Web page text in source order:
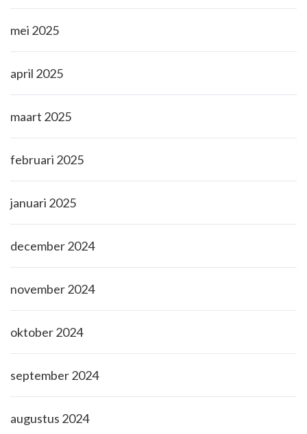
mei 2025
april 2025
maart 2025
februari 2025
januari 2025
december 2024
november 2024
oktober 2024
september 2024
augustus 2024